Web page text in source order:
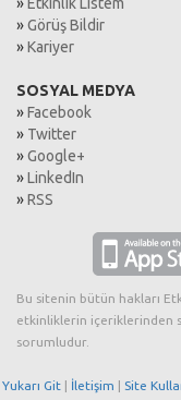
»Etkinlik Listem
»Görüş Bildir
»Kariyer
SOSYAL MEDYA
»Facebook
» Twitter
»Google+
»LinkedIn
»RSS
Bu sitenin bütün hakları
etkinliklerin içeriklerinden
sorumludur.
Yukarı Git İletişim Site